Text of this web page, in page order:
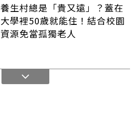
養生村總是「貴又遠」？蓋在
大學裡50歲就能住！結合校園
資源免當孤獨老人